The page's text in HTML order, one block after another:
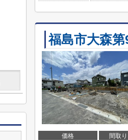
福島市大森
価格
間取り